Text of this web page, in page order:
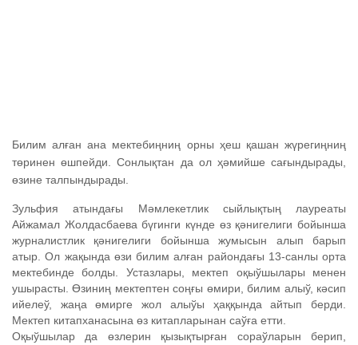
Билим алған ана мектебиңниң орны ҳеш қашан жүрегиңниң
төринен өшпейди. Сонлықтан да ол ҳәмийше сағындырады,
өзине талпындырады.
Зульфия атындағы Мәмлекетлик сыйлықтың лауреаты
Айжамал Жолдасбаева бүгинги күнде өз қәнигелиги бойынша
журналистлик қәнигелиги бойынша жумысын алып барып
атыр. Ол жақында өзи билим алған райондағы 13-санлы орта
мектебинде болды. Устазлары, мектеп оқыўшылары менен
ушырасты. Өзиниң мектептен соңғы өмири, билим алыў, кәсип
ийелеў, жаңа өмирге жол алыўы ҳаққында айтып берди.
Мектеп китапханасына өз китапларынан саўға етти.
Оқыўшылар да өзлерин қызықтырған сораўларын берип,